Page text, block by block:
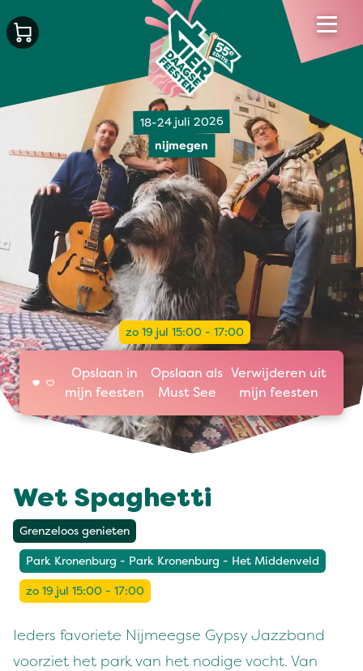
18-24 juli 2026
nijmegen
zo 19 jul 15:00 - 17:00
Opslaan in
mijn feesten
Opslaan als
Must See
Verwijderen uit
mijn feesten
Wet Spaghetti
Grenzeloos genieten
Park Kronenburg - Park Kronenburg - Het Middenveld
zo 19 jul 15:00 - 17:00
Ieders favoriete Nijmeegse Gypsy Jazzband
voorziet het park van het nodige vocht. Van